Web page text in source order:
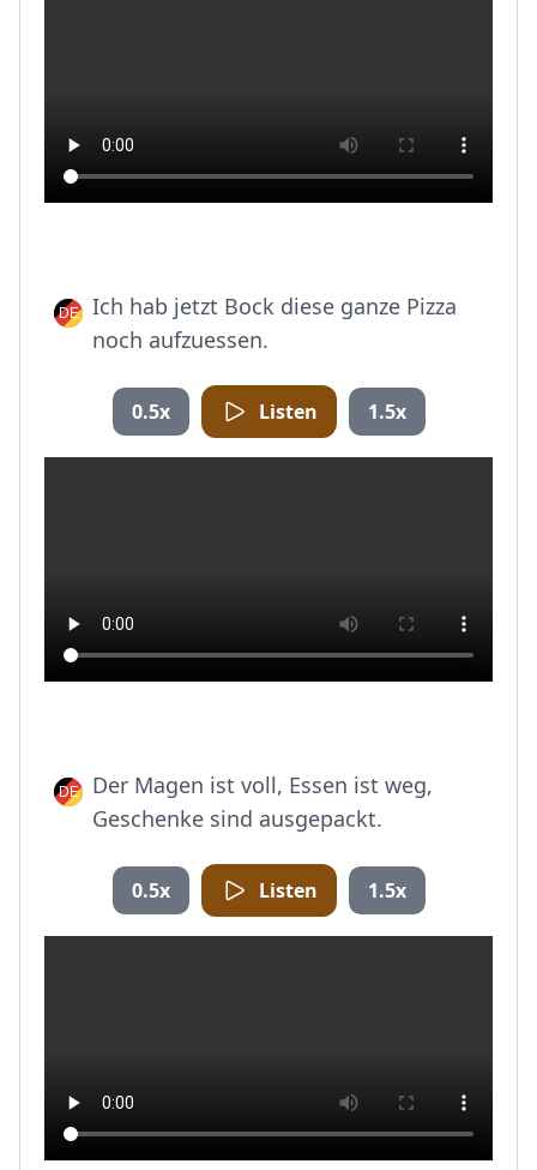
Ich hab jetzt Bock diese ganze Pizza
noch aufzuessen.
0.5x Listen 1.5x
Der Magen ist voll, Essen ist weg,
Geschenke sind ausgepackt.
0.5x Listen 1.5x